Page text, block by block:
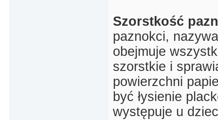
Szorstkość
paznokci,
obejmuje
szorstkie i
powierzchni
być łysienie
występuje u